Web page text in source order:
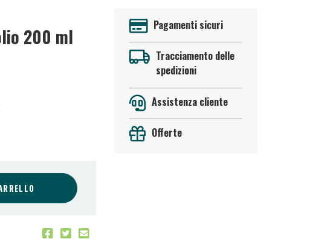
200 ml Pagamenti sicuri
Tracciamento delle
spedizioni
Assistenza cliente
Offerte
per OGGI!
al 50%!